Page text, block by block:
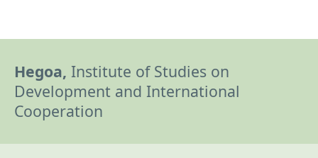
Hegoa, Institute of Studies on
Development and International
Cooperation